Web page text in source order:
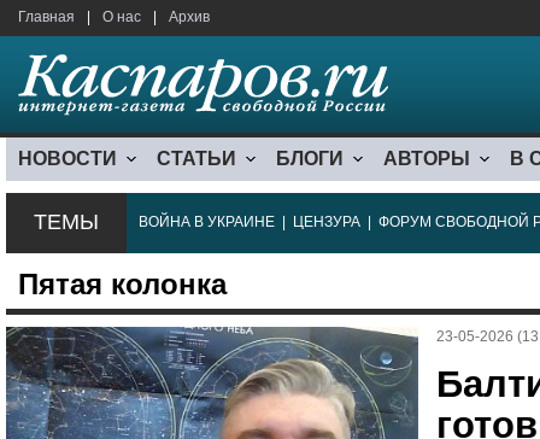
Главная О нас Архив
НОВОСТИ СТАТЬИ БЛОГИ АВТОРЫ В
ТЕМЫ ВОЙНА В УКРАИНЕ ЦЕНЗУРА ФОРУМ СВОБОДНОЙ
Пятая колонка
23-05-2026